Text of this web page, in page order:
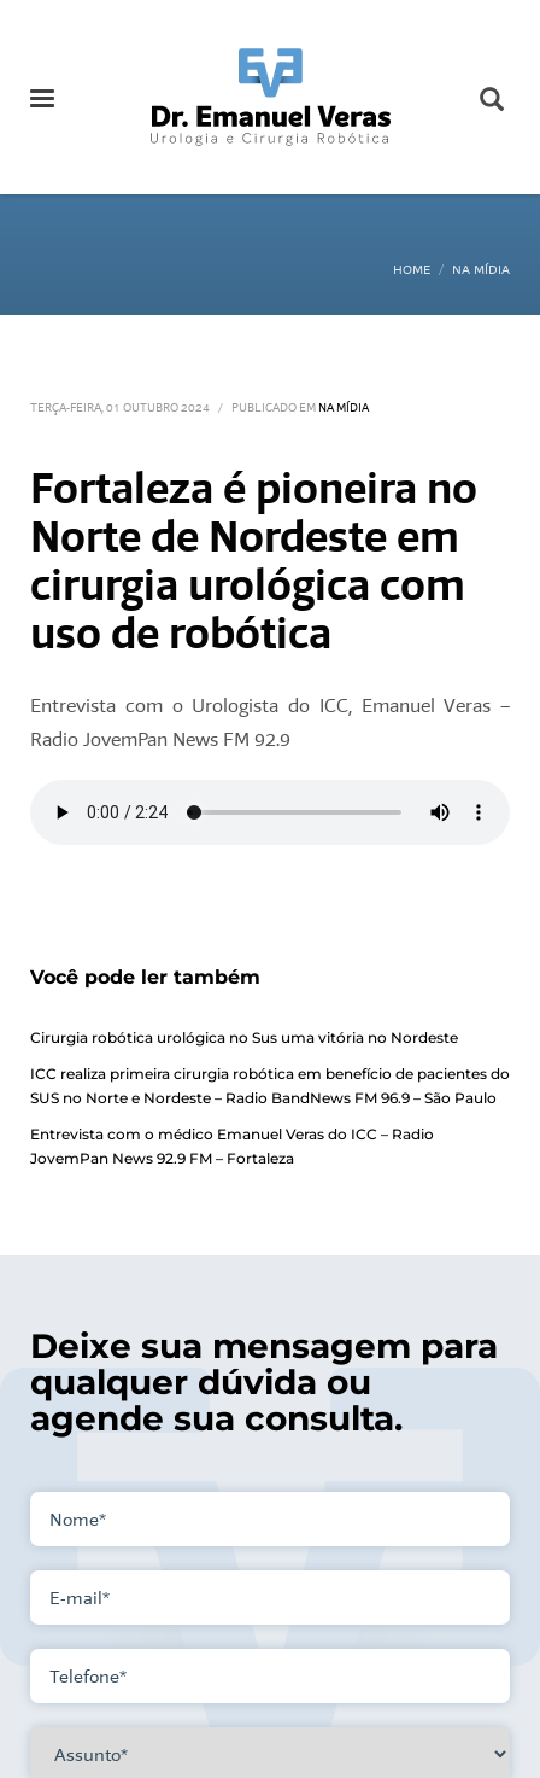
HOME NA MÍDIA
TERÇA-FEIRA, 01 OUTUBRO 2024 / PUBLICADO EM NA MÍDIA
Fortaleza é pioneira no
Norte de Nordeste em
cirurgia urológica com
uso de robótica
Entrevista com o Urologista do ICC, Emanuel Veras –
Radio JovemPan News FM 92.9
Você pode ler também
Cirurgia robótica urológica no Sus uma vitória no Nordeste
ICC realiza primeira cirurgia robótica em benefício de pacientes do
SUS no Norte e Nordeste – Radio BandNews FM 96.9 – São Paulo
Entrevista com o médico Emanuel Veras do ICC – Radio
JovemPan News 92.9 FM – Fortaleza
Deixe sua mensagem para
qualquer dúvida ou
agende sua consulta.